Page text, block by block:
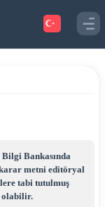
Bankasında
metni editöryal
tabi tutulmuş
olabilir.